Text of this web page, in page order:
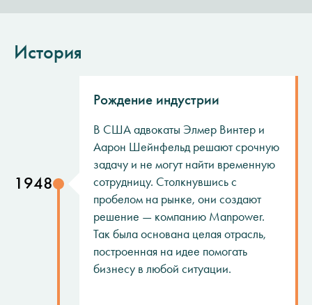
История
1948
Рождение индустрии
В США адвокаты Элмер Винтер и
Аарон Шейнфельд решают срочную
задачу и не могут найти временную
сотрудницу. Столкнувшись с
пробелом на рынке, они создают
решение — компанию Manpower.
Так была основана целая отрасль,
построенная на идее помогать
бизнесу в любой ситуации.